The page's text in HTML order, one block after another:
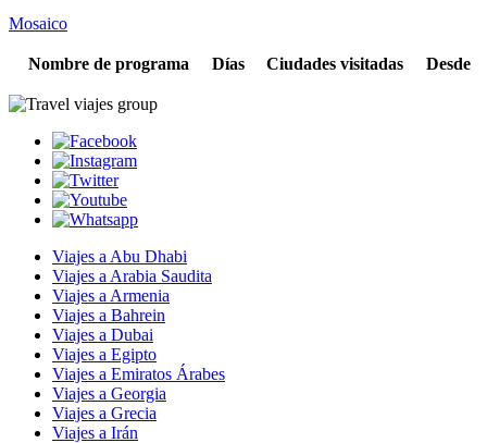
Mosaico
Nombre de programa Días Ciudades visitadas Desde
Viajes a Abu Dhabi
Viajes a Arabia Saudita
Viajes a Armenia
Viajes a Bahrein
Viajes a Dubai
Viajes a Egipto
Viajes a Emiratos Árabes
Viajes a Georgia
Viajes a Grecia
Viajes a Irán